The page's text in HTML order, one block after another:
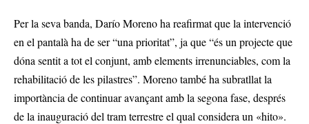
Per la seva banda, Darío Moreno ha reafirmat que la intervenció
en el pantalà ha de ser “una prioritat”, ja que “és un projecte que
dóna sentit a tot el conjunt, amb elements irrenunciables, com la
rehabilitació de les pilastres”. Moreno també ha subratllat la
importància de continuar avançant amb la segona fase, després
de la inauguració del tram terrestre el qual considera un «hito».